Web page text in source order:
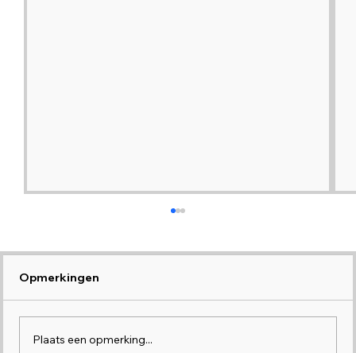
Opmerkingen
Plaats een opmerking...